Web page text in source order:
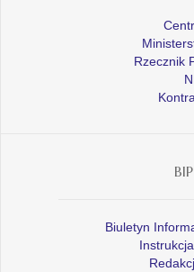
Rzecznik
Biuletyn